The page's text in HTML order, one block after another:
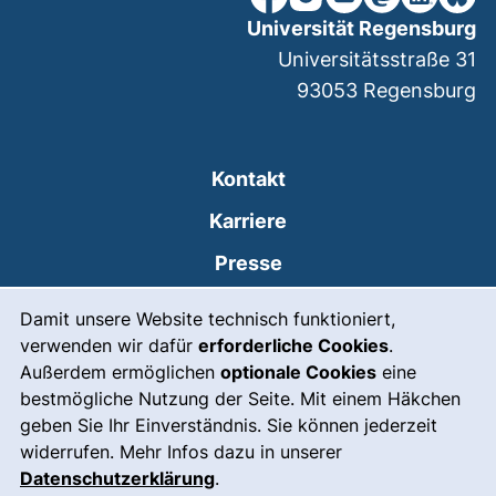
Damit unsere Website technisch funktioniert,
verwenden wir dafür erforderliche Cookies.
Außerdem ermöglichen optionale Cookies eine
bestmögliche Nutzung der Seite. Mit einem Häkchen
geben Sie Ihr Einverständnis. Sie können jederzeit
widerrufen. Mehr Infos dazu in unserer
Datenschutzerklärung.
Kontakt
Karriere
Presse
Leichte Sprache
Gebärdensprache
Notfall(externer Link, öffnet
Impressum
Universität Regensburg
Universitätsstraße 31
93053 Regensburg